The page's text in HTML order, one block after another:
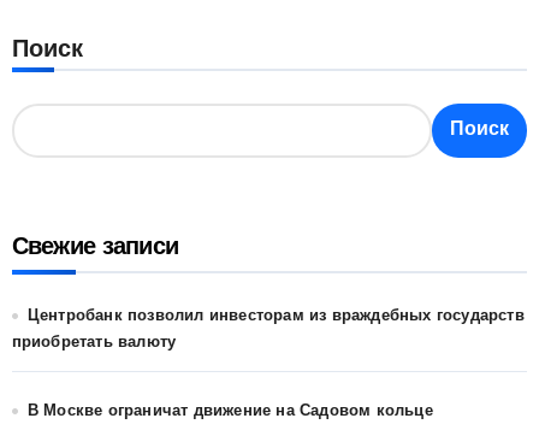
Поиск
Поиск
Свежие записи
Центробанк позволил инвесторам из враждебных государств
приобретать валюту
В Москве ограничат движение на Садовом кольце